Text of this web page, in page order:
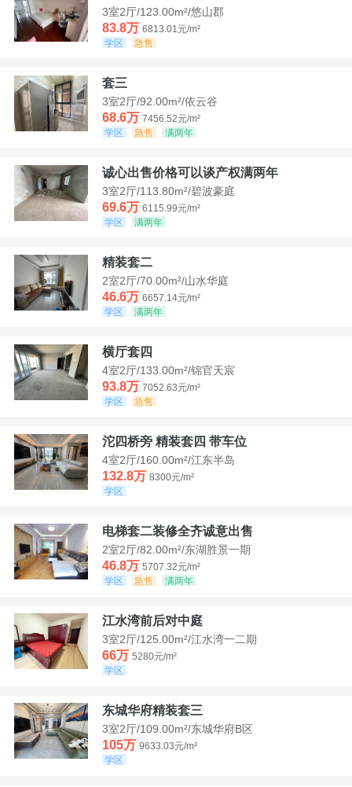
3室2厅/123.00m²/悠山郡
83.8万 6813.01元/m²
学区
急售
套三
3室2厅/92.00m²/依云谷
68.6万 7456.52元/m²
学区
急售 满两年
诚心出售价格可以谈产权满两年
3室2厅/113.80m²/碧波豪庭
69.6万 6115.99元/m²
学区
满两年
精装套二
2室2厅/70.00m²/山水华庭
46.6万 6657.14元/m²
学区
满两年
横厅套四
4室2厅/133.00m²/锦官天宸
93.8万 7052.63元/m²
学区
急售
沱四桥旁 精装套四 带车位
4室2厅/160.00m²/江东半岛
132.8万 8300元/m²
学区
电梯套二装修全齐诚意出售
2室2厅/82.00m²/东湖胜景一期
46.8万 5707.32元/m²
学区
急售 满两年
江水湾前后对中庭
3室2厅/125.00m²/江水湾一二期
66万 5280元/m²
学区
东城华府精装套三
3室2厅/109.00m²/东城华府B区
105万 9633.03元/m²
学区